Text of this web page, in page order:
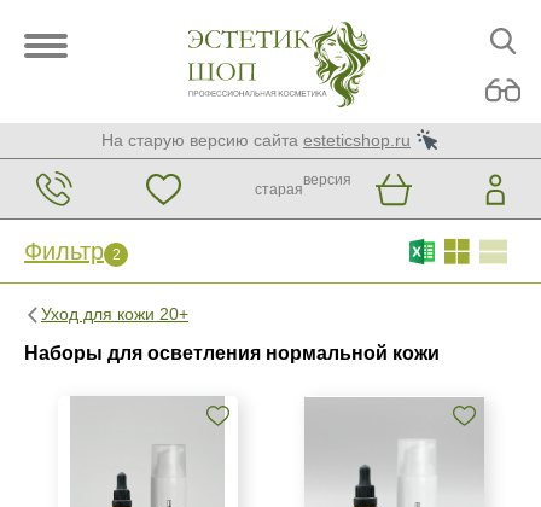
На старую версию сайта esteticshop.ru
старая
версия
Фильтр 2
Уход для кожи 20+
Наборы для осветления нормальной кожи
Фильтр 2 Сброс
Израиль